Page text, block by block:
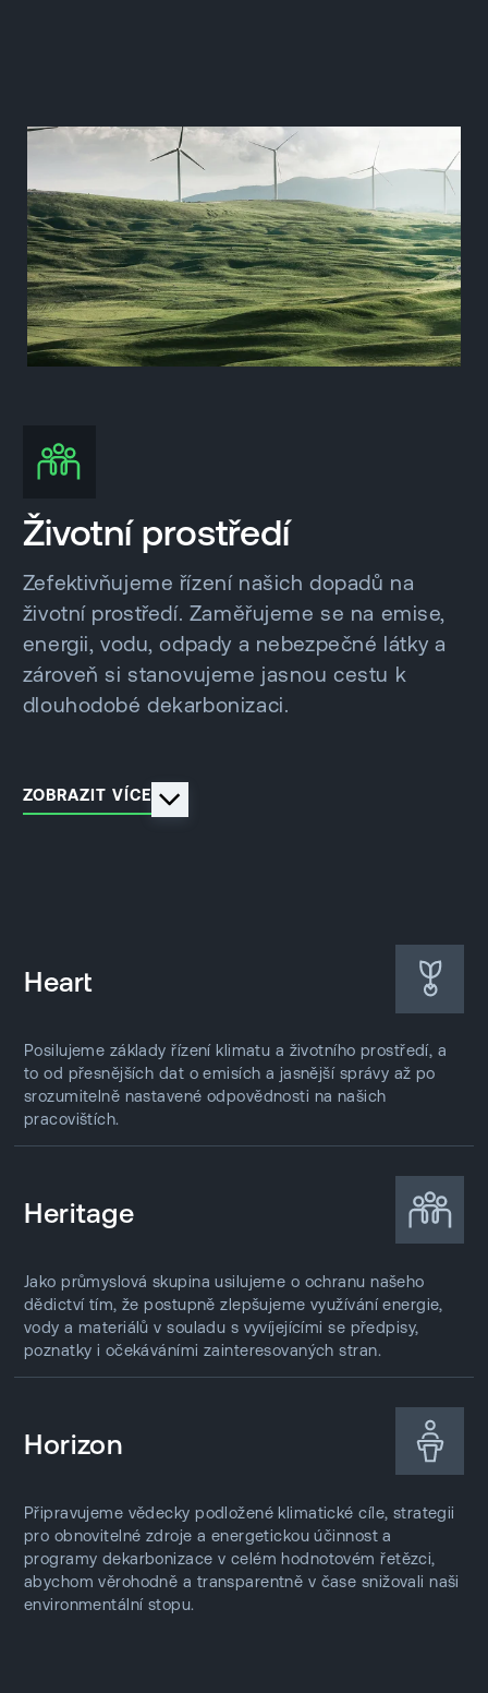
Životní prostředí
Zefektivňujeme řízení našich dopadů na
životní prostředí. Zaměřujeme se na emise,
energii, vodu, odpady a nebezpečné látky a
zároveň si stanovujeme jasnou cestu k
dlouhodobé dekarbonizaci.
ZOBRAZIT VÍCE
Heart
Posilujeme základy řízení klimatu a životního prostředí, a
to od přesnějších dat o emisích a jasnější správy až po
srozumitelně nastavené odpovědnosti na našich
pracovištích.
Heritage
Jako průmyslová skupina usilujeme o ochranu našeho
dědictví tím, že postupně zlepšujeme využívání energie,
vody a materiálů v souladu s vyvíjejícími se předpisy,
poznatky i očekáváními zainteresovaných stran.
Horizon
Připravujeme vědecky podložené klimatické cíle, strategii
pro obnovitelné zdroje a energetickou účinnost a
programy dekarbonizace v celém hodnotovém řetězci,
abychom věrohodně a transparentně v čase snižovali naši
environmentální stopu.